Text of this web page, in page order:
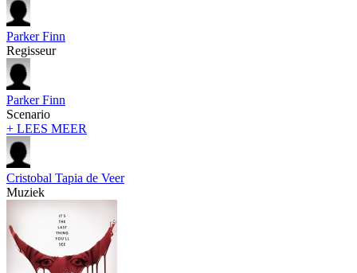
Parker Finn
Regisseur
Parker Finn
Scenario
+ LEES MEER
Cristobal Tapia de Veer
Muziek